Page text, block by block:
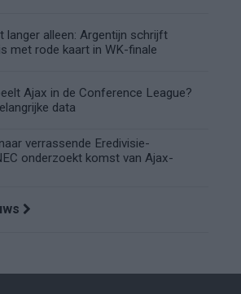
langer alleen: Argentijn schrijft
met rode kaart in WK-finale
Ajax in de Conference League?
data
verrassende Eredivisie-
onderzoekt komst van Ajax-